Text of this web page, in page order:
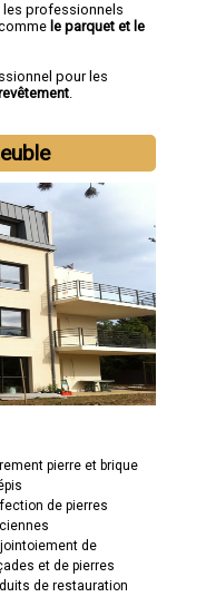
les professionnels
le parquet et le
pour les
.
pierre et brique
de pierres
de
et de pierres
de restauration